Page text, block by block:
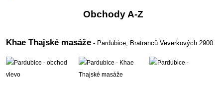
Obchody A-Z
Khae Thajské masáže - Pardubice, Bratranců Veverkových 2900